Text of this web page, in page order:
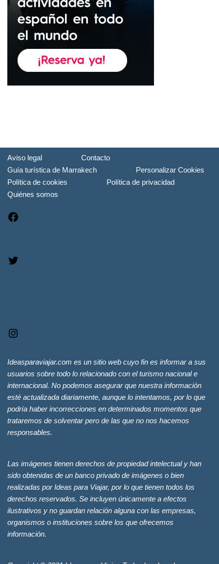
Aviso legal
Contacto
Guía turística de Marrakech
Personalizar Cookies
Política de cookies
Política de privacidad
Quiénes somos
Ideasparaviajar.com es un sitio web cuyo fin es informar a sus
usuarios sobre todo lo relacionado con el turismo nacional e
internacional. No podemos asegurar que nuestra información
esté actualizada diariamente, aunque lo intentamos, por lo que
podría haber incorrecciones en determinados momentos que
trataremos de solventar pero de las que no nos hacemos
responsables.
Las imágenes tienen derechos de propiedad intelectual y han
sido obtenidas de un banco privado de imágenes o bien
realizadas por Ideas para Viajar, por lo que tienen todos los
derechos reservados. Se incluyen únicamente a efectos
ilustrativos y no guardan relación alguna con las empresas,
organismos o instituciones sobre los que ofrecemos
información.